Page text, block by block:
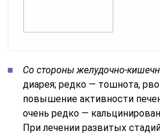
Со стороны желудочно-
диарея; редко — тошнота,
повышение активности
очень редко —
При лечении развитых